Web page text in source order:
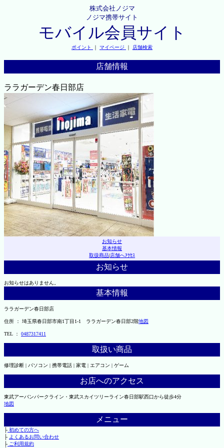
株式会社ノジマ
ノジマ携帯サイト
モバイル会員サイト
ポイント ｜ マイページ ｜ 店舗検索
店舗情報
ララガーデン春日部店
お知らせ
基本情報
取扱商品|店舗へｱｸｾｽ
お知らせ
お知らせはありません。
基本情報
ララガーデン春日部店
住所 ： 埼玉県春日部市南1丁目1-1 ララガーデン春日部2階地図
TEL ： 0487317411
取扱い商品
修理診断 | パソコン | 携帯電話 | 家電 | エアコン | ゲーム
お店へのアクセス
東武アーバンパークライン・東武スカイツリーライン春日部駅西口から徒歩4分
地図
メニュー
├初めての方へ
├ よくあるお問い合わせ
├ご利用規約